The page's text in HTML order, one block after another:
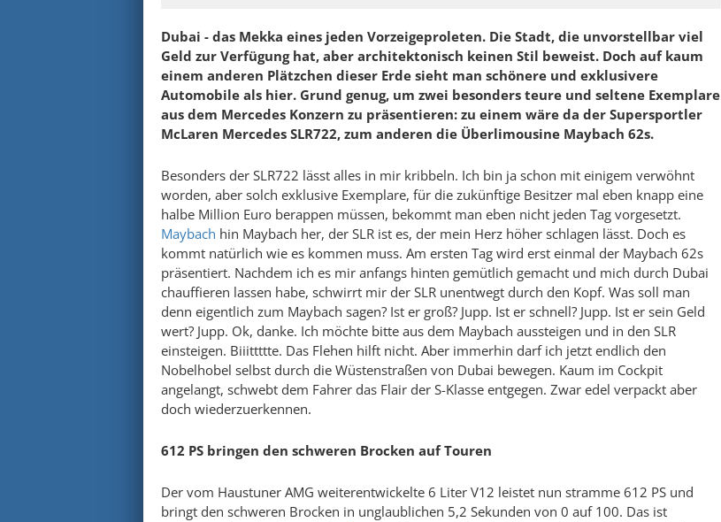
Dubai - das Mekka eines jeden Vorzeigeproleten. Die Stadt, die unvorstellbar viel
Geld zur Verfügung hat, aber architektonisch keinen Stil beweist. Doch auf kaum
einem anderen Plätzchen dieser Erde sieht man schönere und exklusivere
Automobile als hier. Grund genug, um zwei besonders teure und seltene Exemplare
aus dem Mercedes Konzern zu präsentieren: zu einem wäre da der Supersportler
McLaren Mercedes SLR722, zum anderen die Überlimousine Maybach 62s.
Besonders der SLR722 lässt alles in mir kribbeln. Ich bin ja schon mit einigem verwöhnt
worden, aber solch exklusive Exemplare, für die zukünftige Besitzer mal eben knapp eine
halbe Million Euro berappen müssen, bekommt man eben nicht jeden Tag vorgesetzt.
Maybach hin Maybach her, der SLR ist es, der mein Herz höher schlagen lässt. Doch es
kommt natürlich wie es kommen muss. Am ersten Tag wird erst einmal der Maybach 62s
präsentiert. Nachdem ich es mir anfangs hinten gemütlich gemacht und mich durch Dubai
chauffieren lassen habe, schwirrt mir der SLR unentwegt durch den Kopf. Was soll man
denn eigentlich zum Maybach sagen? Ist er groß? Jupp. Ist er schnell? Jupp. Ist er sein Geld
wert? Jupp. Ok, danke. Ich möchte bitte aus dem Maybach aussteigen und in den SLR
einsteigen. Biiittttte. Das Flehen hilft nicht. Aber immerhin darf ich jetzt endlich den
Nobelhobel selbst durch die Wüstenstraßen von Dubai bewegen. Kaum im Cockpit
angelangt, schwebt dem Fahrer das Flair der S-Klasse entgegen. Zwar edel verpackt aber
doch wiederzuerkennen.
612 PS bringen den schweren Brocken auf Touren
Der vom Haustuner AMG weiterentwickelte 6 Liter V12 leistet nun stramme 612 PS und
bringt den schweren Brocken in unglaublichen 5,2 Sekunden von 0 auf 100. Das ist